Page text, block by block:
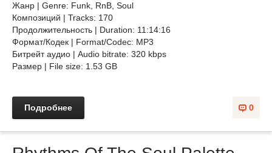
Жанр | Genre: Funk, RnB, Soul
Композиций | Tracks: 170
Продолжительность | Duration: 11:14:16
Формат/Кодек | Format/Codec: MP3
Битрейт аудио | Audio bitrate: 320 kbps
Размер | File size: 1.53 GB
0
Подробнее